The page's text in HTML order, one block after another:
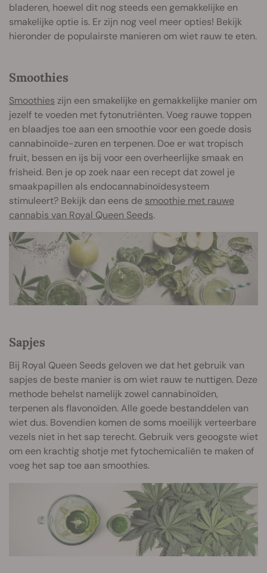
bladeren, hoewel dit nog steeds een gemakkelijke en
smakelijke optie is. Er zijn nog veel meer opties! Bekijk
hieronder de populairste manieren om wiet rauw te eten.
Smoothies
Smoothies zijn een smakelijke en gemakkelijke manier om
jezelf te voeden met fytonutriënten. Voeg rauwe toppen
en blaadjes toe aan een smoothie voor een goede dosis
cannabinoïde-zuren en terpenen. Doe er wat tropisch
fruit, bessen en ijs bij voor een overheerlijke smaak en
frisheid. Ben je op zoek naar een recept dat zowel je
smaakpapillen als endocannabinoïdesysteem
stimuleert? Bekijk dan eens de smoothie met rauwe
cannabis van Royal Queen Seeds.
Sapjes
Bij Royal Queen Seeds geloven we dat het gebruik van
sapjes de beste manier is om wiet rauw te nuttigen. Deze
methode behelst namelijk zowel cannabinoïden,
terpenen als flavonoïden. Alle goede bestanddelen van
wiet dus. Bovendien komen de soms moeilijk verteerbare
vezels niet in het sap terecht. Gebruik vers geoogste wiet
om een krachtig shotje met fytochemicaliën te maken of
voeg het sap toe aan smoothies.